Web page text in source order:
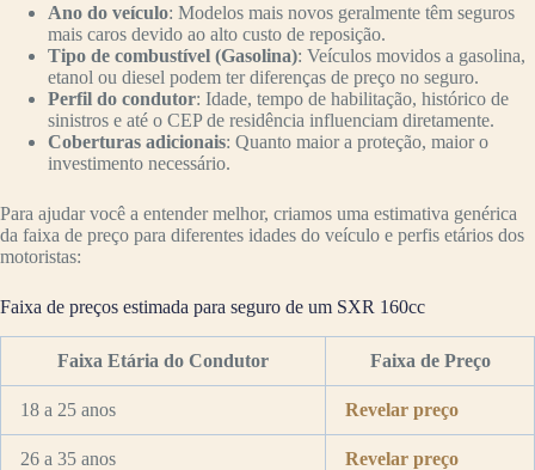
Ano do veículo: Modelos mais novos geralmente têm seguros
mais caros devido ao alto custo de reposição.
Tipo de combustível (Gasolina): Veículos movidos a gasolina,
etanol ou diesel podem ter diferenças de preço no seguro.
Perfil do condutor: Idade, tempo de habilitação, histórico de
sinistros e até o CEP de residência influenciam diretamente.
Coberturas adicionais: Quanto maior a proteção, maior o
investimento necessário.
Para ajudar você a entender melhor, criamos uma estimativa genérica
da faixa de preço para diferentes idades do veículo e perfis etários dos
motoristas:
Faixa de preços estimada para seguro de um SXR 160cc
Faixa Etária do Condutor Faixa de Preço
18 a 25 anos Revelar preço
26 a 35 anos Revelar preço